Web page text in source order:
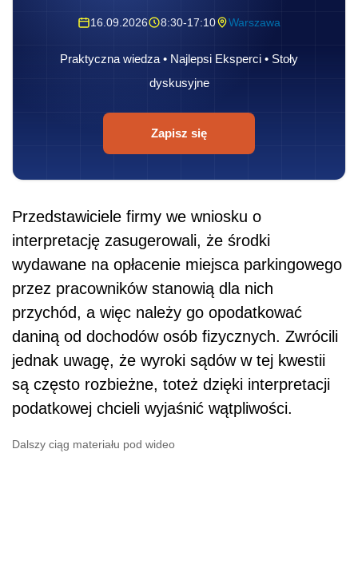
16.09.2026 8:30-17:10 Warszawa
Praktyczna wiedza • Najlepsi Eksperci • Stoły
dyskusyjne
Zapisz się
Przedstawiciele firmy we wniosku o
interpretację zasugerowali, że środki
wydawane na opłacenie miejsca parkingowego
przez pracowników stanowią dla nich
przychód, a więc należy go opodatkować
daniną od dochodów osób fizycznych. Zwrócili
jednak uwagę, że wyroki sądów w tej kwestii
są często rozbieżne, toteż dzięki interpretacji
podatkowej chcieli wyjaśnić wątpliwości.
Dalszy ciąg materiału pod wideo